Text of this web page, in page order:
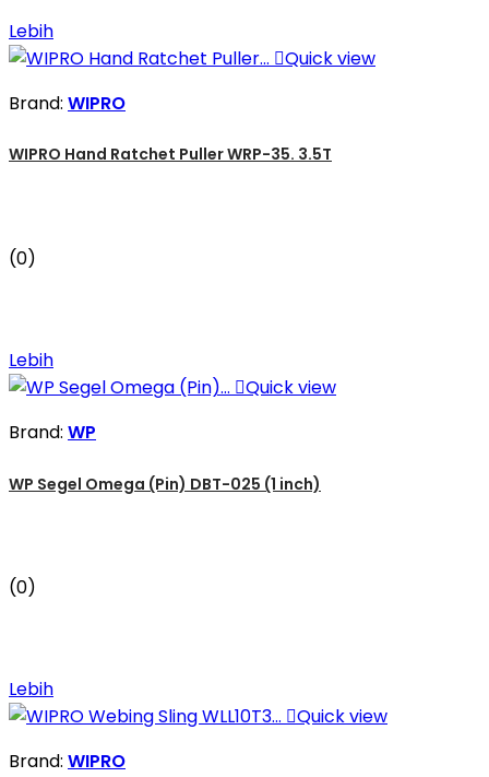
Lebih
Quick view
Brand: WIPRO
WIPRO Hand Ratchet Puller WRP-35. 3.5T
(0)
Lebih
Quick view
Brand: WP
WP Segel Omega (Pin) DBT-025 (1 inch)
(0)
Lebih
Quick view
Brand: WIPRO